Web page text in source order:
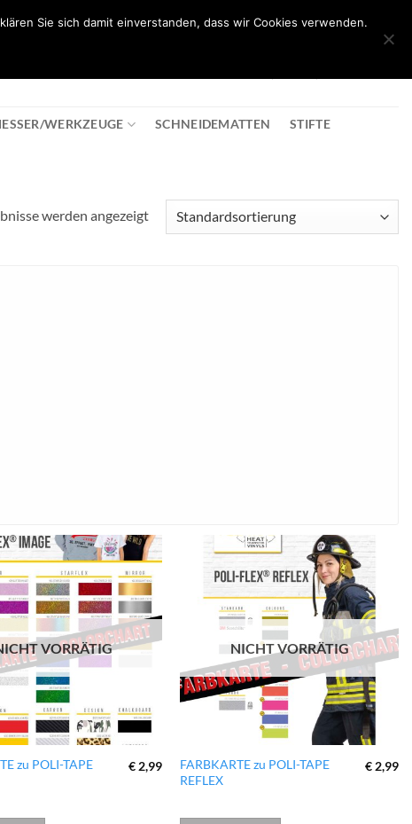
WERKZEUGE SCHNEIDEMATTEN STIFTE
werden angezeigt
zur
Wunschliste
hinzufügen
VORRÄTIG
zu POLI-TAPE
€2,99
zur
Wunschliste
hinzufügen
NICHT VORRÄTIG
FARBKARTE zu POLI-TAPE
REFLEX
€2,99
Sie sich damit einverstanden, dass wir Cookies verwenden.